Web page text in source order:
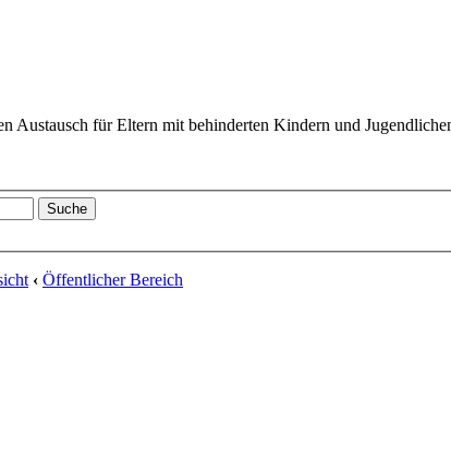
Austausch für Eltern mit behinderten Kindern und
‹ Öffentlicher Bereich